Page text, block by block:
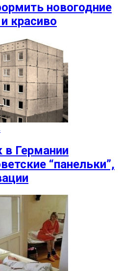
новогодние
красиво
Германии
“панельки”,